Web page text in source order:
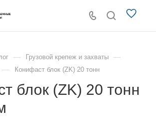
— Грузовой крепеж и захваты —
— Конифаст блок (ZK) 20 тонн
блок (ZK) 20 тонн